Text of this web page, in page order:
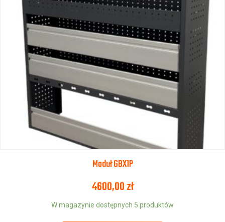
Moduł GBX1P
4600,00zł
W magazynie dostępnych 5 produktów